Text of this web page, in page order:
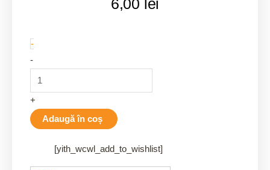
6,00 lei
-996
-
+
Adaugă în coș
[yith_wcwl_add_to_wishlist]